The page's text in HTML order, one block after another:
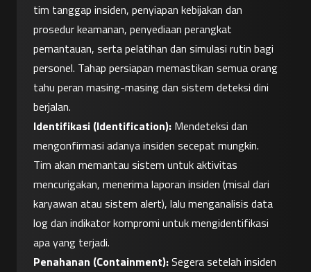
tim tanggap insiden, penyiapan kebijakan dan
prosedur keamanan, penyediaan perangkat
pemantauan, serta pelatihan dan simulasi rutin bagi
personel. Tahap persiapan memastikan semua orang
tahu peran masing-masing dan sistem deteksi dini
berjalan.
Identifikasi (Identification): Mendeteksi dan
mengonfirmasi adanya insiden secepat mungkin.
Tim akan memantau sistem untuk aktivitas
mencurigakan, menerima laporan insiden (misal dari
karyawan atau sistem alert), lalu menganalisis data
log dan indikator kompromi untuk mengidentifikasi
apa yang terjadi.
Penahanan (Containment): Segera setelah insiden